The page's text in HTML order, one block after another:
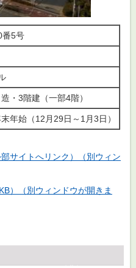
番5号
・3階建（一部4階）
年始（12月29日～1月3日）
サイトへリンク）（別ウィン
）（別ウィンドウが開きま